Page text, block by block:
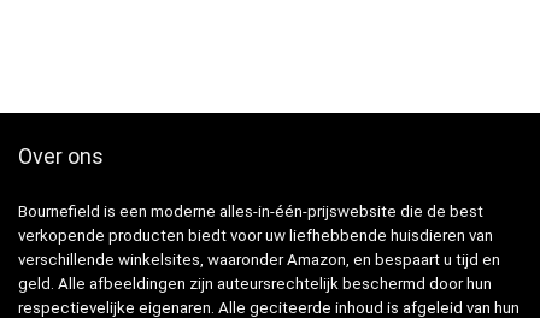
Over ons
Bournefield is een moderne alles-in-één-prijswebsite die de best
verkopende producten biedt voor uw liefhebbende huisdieren van
verschillende winkelsites, waaronder Amazon, en bespaart u tijd en
geld. Alle afbeeldingen zijn auteursrechtelijk beschermd door hun
respectievelijke eigenaren. Alle geciteerde inhoud is afgeleid van hun